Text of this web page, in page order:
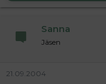
Sanna
Jäsen
21.09.2004